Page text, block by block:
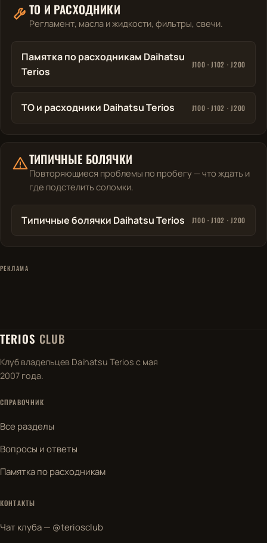
ТО И РАСХОДНИКИ
Регламент, масла и жидкости, фильтры, свечи.
Памятка по расходникам Daihatsu
Terios
J100 · J102 · J200
ТО и расходники Daihatsu Terios J100 · J102 · J200
ТИПИЧНЫЕ БОЛЯЧКИ
Повторяющиеся проблемы по пробегу — что ждать и
где подстелить соломки.
Типичные болячки Daihatsu Terios J100 · J102 · J200
РЕКЛАМА
TERIOS CLUB
Клуб владельцев Daihatsu Terios с мая
2007 года.
СПРАВОЧНИК
Все разделы
Вопросы и ответы
Памятка по расходникам
КОНТАКТЫ
Чат клуба — @teriosclub